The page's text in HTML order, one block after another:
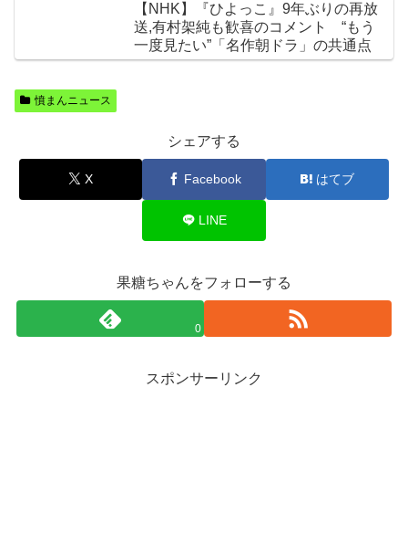
【NHK】『ひよっこ』9年ぶりの再放
送,有村架純も歓喜のコメント “もう
一度見たい”「名作朝ドラ」の共通点
憤まんニュース
シェアする
X Facebook はてブ
LINE
果糖ちゃんをフォローする
0
スポンサーリンク